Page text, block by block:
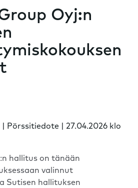
Oyj:n
Pörssitiedote | 27.04.2026 klo
hallitus on tänään
valinnut
Sutisen hallituksen